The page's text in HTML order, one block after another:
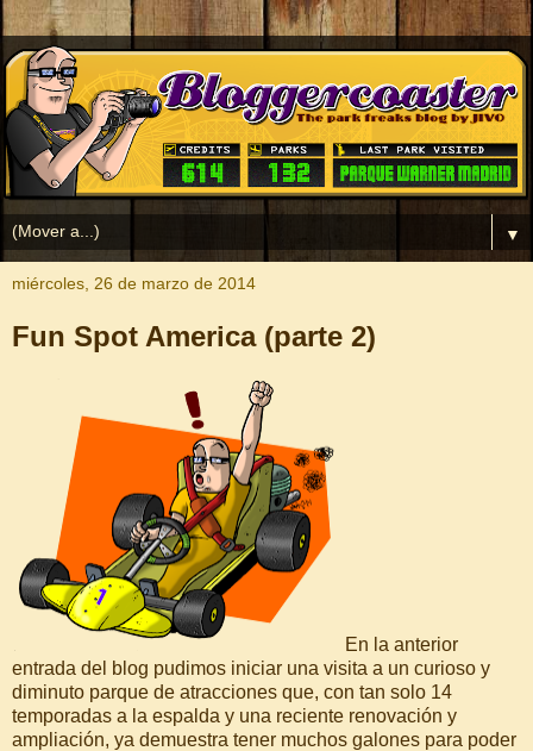
▼
miércoles, 26 de marzo de 2014
Fun Spot America (parte 2)
En la anterior
entrada del blog pudimos iniciar una visita a un curioso y
diminuto parque de atracciones que, con tan solo 14
temporadas a la espalda y una reciente renovación y
ampliación, ya demuestra tener muchos galones para poder